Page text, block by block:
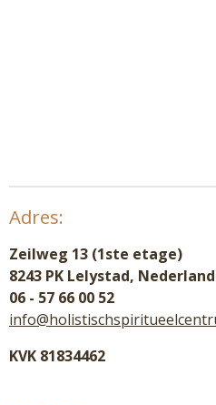
Adres:
Zeilweg 13 (1ste etage)
8243 PK Lelystad, Nederland
06 - 57 66 00 52
KVK 81834462